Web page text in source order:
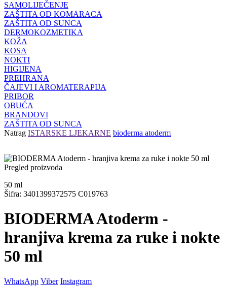
SAMOLIJEČENJE
ZAŠTITA OD KOMARACA
ZAŠTITA OD SUNCA
DERMOKOZMETIKA
KOŽA
KOSA
NOKTI
HIGIJENA
PREHRANA
ČAJEVI I AROMATERAPIJA
PRIBOR
OBUĆA
BRANDOVI
ZAŠTITA OD SUNCA
Natrag ISTARSKE LJEKARNE bioderma atoderm
Pregled proizvoda
50 ml
Šifra: 3401399372575 C019763
BIODERMA Atoderm -
hranjiva krema za ruke i nokte
50 ml
WhatsApp Viber Instagram